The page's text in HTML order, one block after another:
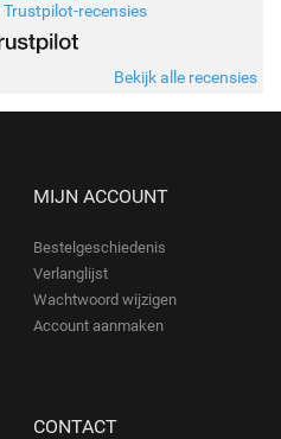
recensies
Bekijk alle recensies
MIJN ACCOUNT
Bestelgeschiedenis
Verlanglijst
Wachtwoord wijzigen
Account aanmaken
CONTACT